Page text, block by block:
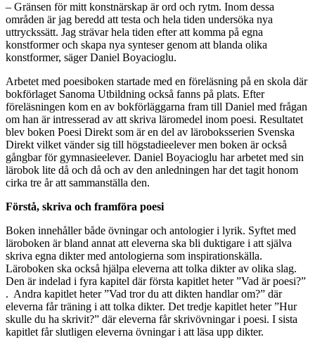
– Gränsen för mitt konstnärskap är ord och rytm. Inom dessa
områden är jag beredd att testa och hela tiden undersöka nya
uttryckssätt. Jag strävar hela tiden efter att komma på egna
konstformer och skapa nya synteser genom att blanda olika
konstformer, säger Daniel Boyacioglu.
Arbetet med poesiboken startade med en föreläsning på en skola där
bokförlaget Sanoma Utbildning också fanns på plats. Efter
föreläsningen kom en av bokförläggarna fram till Daniel med frågan
om han är intresserad av att skriva läromedel inom poesi. Resultatet
blev boken Poesi Direkt som är en del av läroboksserien Svenska
Direkt vilket vänder sig till högstadieelever men boken är också
gångbar för gymnasieelever. Daniel Boyacioglu har arbetet med sin
lärobok lite då och då och av den anledningen har det tagit honom
cirka tre år att sammanställa den.
Förstå, skriva och framföra poesi
Boken innehåller både övningar och antologier i lyrik. Syftet med
läroboken är bland annat att eleverna ska bli duktigare i att själva
skriva egna dikter med antologierna som inspirationskälla.
Läroboken ska också hjälpa eleverna att tolka dikter av olika slag.
Den är indelad i fyra kapitel där första kapitlet heter ”Vad är poesi?”
. Andra kapitlet heter ”Vad tror du att dikten handlar om?” där
eleverna får träning i att tolka dikter. Det tredje kapitlet heter ”Hur
skulle du ha skrivit?” där eleverna får skrivövningar i poesi. I sista
kapitlet får slutligen eleverna övningar i att läsa upp dikter.